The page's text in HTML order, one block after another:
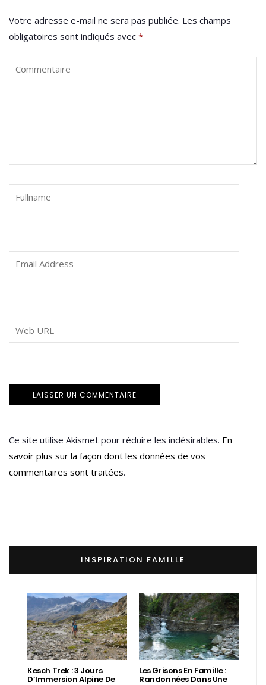
Votre adresse e-mail ne sera pas publiée. Les champs
obligatoires sont indiqués avec *
Ce site utilise Akismet pour réduire les indésirables. En
savoir plus sur la façon dont les données de vos
commentaires sont traitées.
INSPIRATION FAMILLE
Kesch Trek : 3 Jours
D’Immersion Alpine De
Les Grisons En Famille :
Randonnées Dans Une